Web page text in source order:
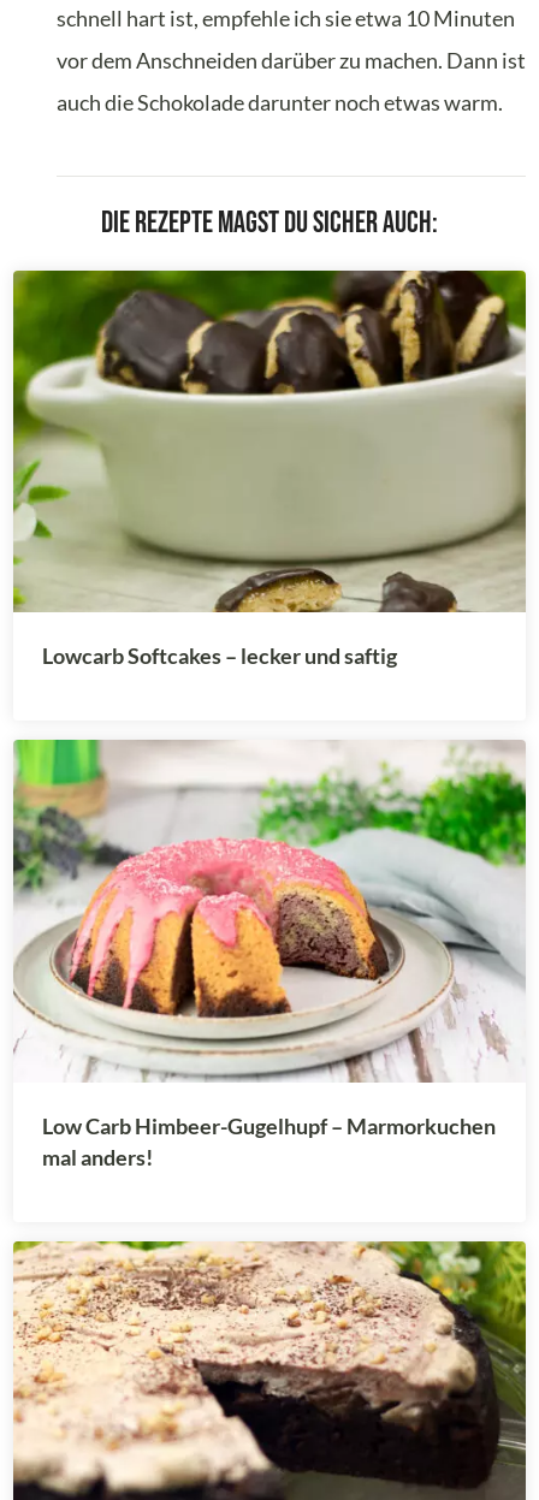
schnell hart ist, empfehle ich sie etwa 10 Minuten
vor dem Anschneiden darüber zu machen. Dann ist
auch die Schokolade darunter noch etwas warm.
Die Rezepte magst du sicher auch:
Lowcarb Softcakes – lecker und saftig
Low Carb Himbeer-Gugelhupf – Marmorkuchen
mal anders!